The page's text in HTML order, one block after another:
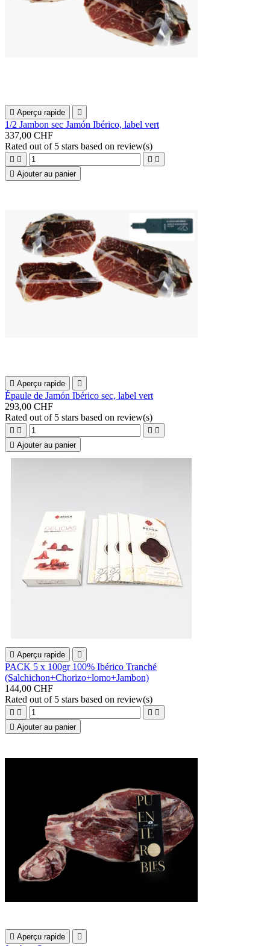
 Aperçu rapide 
1/2 Jambon sec Jamón Ibérico, label vert
337,00 CHF
Rated out of 5 stars based on review(s)
   
 Ajouter au panier
 Aperçu rapide 
Épaule de Jamón Ibérico sec, label vert
293,00 CHF
Rated out of 5 stars based on review(s)
   
 Ajouter au panier
 Aperçu rapide 
PACK 5 x 100gr 100% Ibérico Tranché
(Salchichon+Chorizo+lomo+Jambon)
144,00 CHF
Rated out of 5 stars based on review(s)
   
 Ajouter au panier
 Aperçu rapide 